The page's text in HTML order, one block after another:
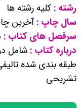
رشته : کلیه رشته ها
سال چاپ :آخرین
سرفصل های کتاب :
درباره کتاب : شامل
طبقه بندی شده
تشریحی